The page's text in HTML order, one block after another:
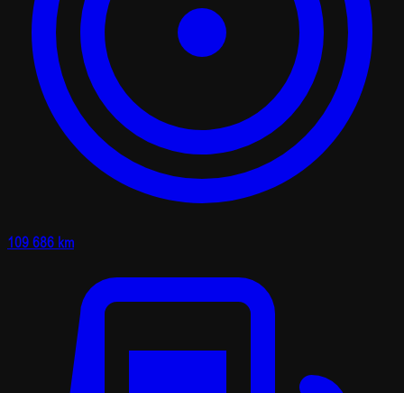
109 686 km